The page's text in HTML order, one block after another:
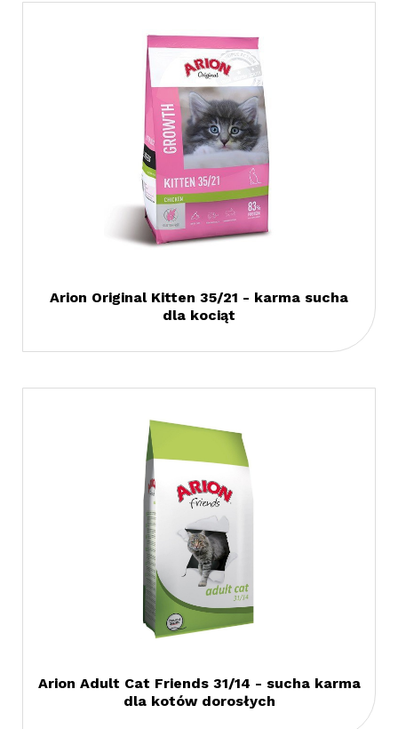
Arion Original Kitten 35/21 - karma sucha
dla kociąt
Arion Adult Cat Friends 31/14 - sucha karma
dla kotów dorosłych